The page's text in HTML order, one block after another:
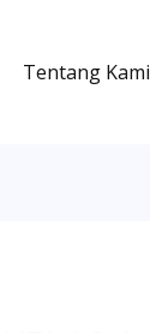
Tentang Kami